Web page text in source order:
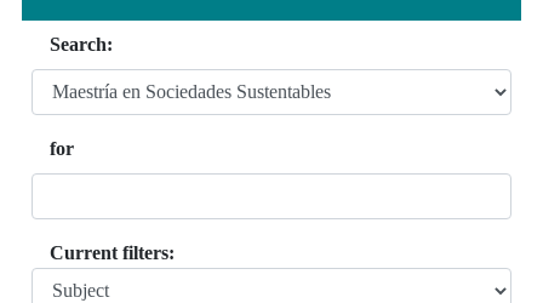
Search:
for
Current filters: